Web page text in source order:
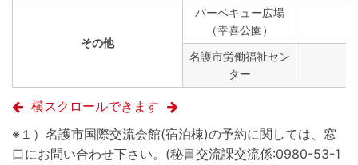
その他
バーベキュー広場
（幸喜公園）
名護市労働福祉セン
ター
横スクロールできます
※１）名護市国際交流会館(宿泊棟)の予約に関しては、窓
口にお問い合わせ下さい。(秘書交流課交流係:0980-53-1